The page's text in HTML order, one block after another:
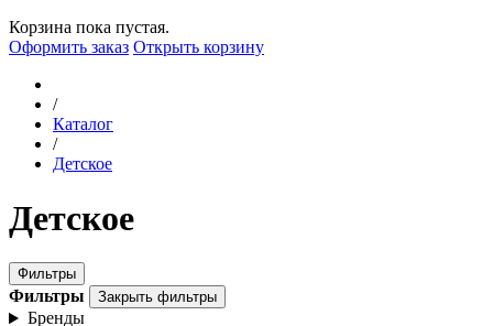
Корзина пока пустая.
Оформить заказ Открыть корзину
/
Каталог
/
Детское
Детское
Фильтры
Фильтры Закрыть фильтры
Бренды